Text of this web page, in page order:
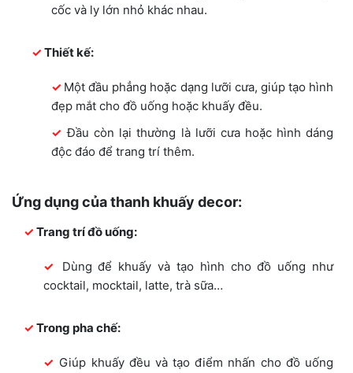
cốc và ly lớn nhỏ khác nhau.
Thiết kế:
Một đầu phẳng hoặc dạng lưỡi cưa, giúp tạo hình
đẹp mắt cho đồ uống hoặc khuấy đều.
Đầu còn lại thường là lưỡi cưa hoặc hình dáng
độc đáo để trang trí thêm.
Ứng dụng của thanh khuấy decor:
Trang trí đồ uống:
Dùng để khuấy và tạo hình cho đồ uống như
cocktail, mocktail, latte, trà sữa…
Trong pha chế:
Giúp khuấy đều và tạo điểm nhấn cho đồ uống